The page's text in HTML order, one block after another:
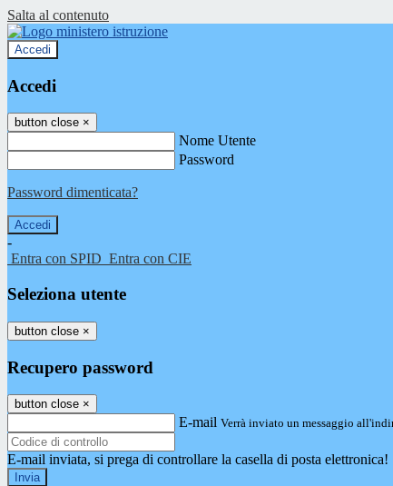
Salta al contenuto
Accedi
Accedi
button close ×
Nome Utente
Password
Password dimenticata?
-
Entra con SPID Entra con CIE
Seleziona utente
button close ×
Recupero password
button close ×
E-mail Verrà inviato un messaggio
E-mail inviata, si prega di controllare la casella di posta elettronica!